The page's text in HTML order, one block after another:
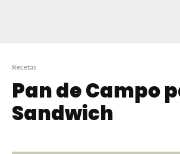
Recetas
Pan de Campo
Sandwich